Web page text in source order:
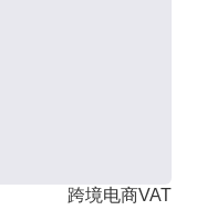
跨境电商VAT